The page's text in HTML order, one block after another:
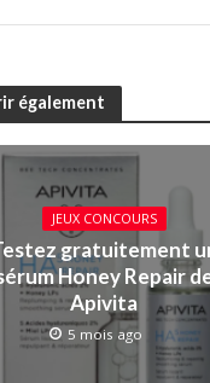
également
JEUX CONCOURS
gratuitement
Honey Repair
Apivita
5 mois ago